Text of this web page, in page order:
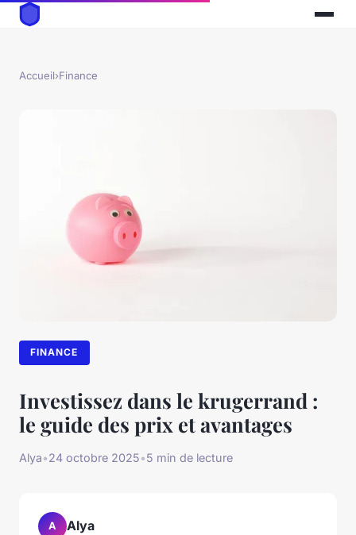
Accueil›Finance
FINANCE
Investissez dans le krugerrand :
le guide des prix et avantages
Alya•24 octobre 2025•5 min de lecture
A Alya